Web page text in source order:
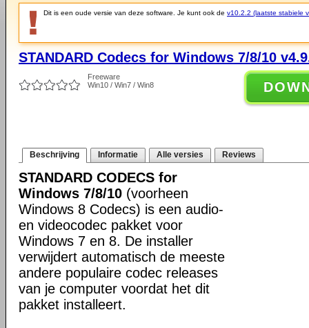
Dit is een oude versie van deze software. Je kunt ook de v10.2.2 (laatste stabiele
STANDARD Codecs for Windows 7/8/10
Freeware
Win10 / Win7 / Win8
Beschrijving Informatie Alle versies Reviews
STANDARD CODECS for
Windows 7/8/10 (voorheen
Windows 8 Codecs) is een audio-
en videocodec pakket voor
Windows 7 en 8. De installer
verwijdert automatisch de meeste
andere populaire codec releases
van je computer voordat het dit
pakket installeert.